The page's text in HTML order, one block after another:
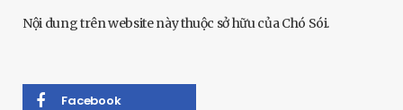
Nội dung trên website này thuộc sở hữu của Chó Sói.
Facebook